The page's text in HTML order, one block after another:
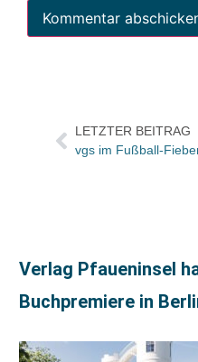
LETZTER BEITRAG
vgs im Fußball-
Verlag Pfaueninsel
Buchpremiere in